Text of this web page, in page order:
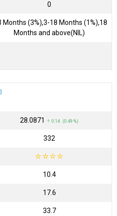
0
Months (3%),3-18 Months (1%),18
Months and above(NIL)
₹28.0871 ↑ 0.14 (0.49 %)
₹332
☆☆☆☆
10.4
17.6
33.7